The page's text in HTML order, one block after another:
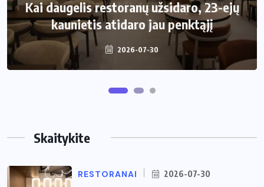
Kai daugelis restoranų užsidaro, 23-ejų
kaunietis atidaro jau penktąjį
2026-07-30
Kaip pasirinkti šiukšliadėžę mažai
virtuvei?
2026-06-25
Skaitykite
RESTORANAI 2026-07-30